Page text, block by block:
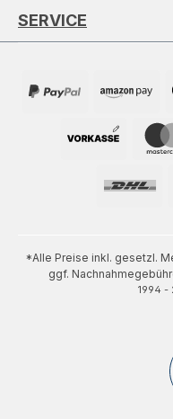
SERVICE
*Alle Preise inkl. gesetzl.
ggf.
1994 -